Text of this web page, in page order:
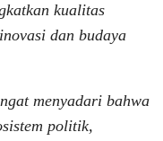
kualitas
dan budaya
menyadari bahwa
politik,